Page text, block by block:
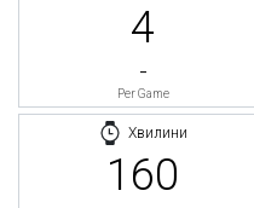
4
-
Per Game
Хвилини
160